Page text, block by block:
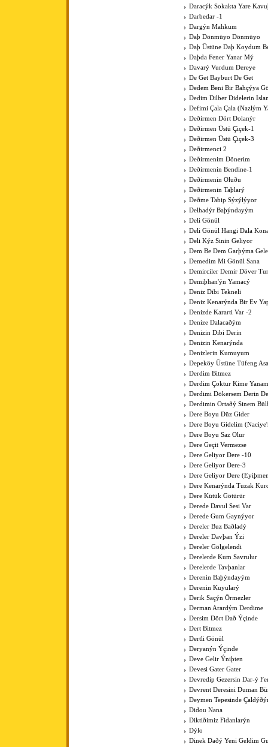
Daracýk Sokakta Yare
Darbedar -1
Dargýn Mahkum
Daþ Dönmüyo Dönmüyo
Daþ Üstüne Daþ Koydum
Daþda Fener Yanar Mý
Davarý Vurdum Dereye
De Get Bayburt De Get
Dedem Beni Bir Bahçýya
Dedim Dilber Didelerin
Defimi Çala Çala (Nazlým
Deðirmen Dört Dolanýr
Deðirmen Üstü Çiçek-1
Deðirmen Üstü Çiçek-3
Deðirmenci 2
Deðirmenim Dönerim
Deðirmenin Bendine-1
Deðirmenin Oluðu
Deðirmenin Taþlarý
Deðme Tabip Sýzýlýyor
Delhadýr Baþýndayým
Deli Gönül
Deli Gönül Hangi Dala
Deli Kýz Sinin Geliyor
Dem Be Dem Garþýma
Demedim Mi Gönül Sana
Demirciler Demir Döver
Demiþhan'ýn Yamacý
Deniz Dibi Tekneli
Deniz Kenarýnda Bir Ev
Denizde Kararti Var -2
Denize Dalacaðým
Denizin Dibi Derin
Denizin Kenarýnda
Denizlerin Kumuyum
Depeköy Üstüne Tüfeng
Derdim Bitmez
Derdim Çoktur Kime
Derdimi Dökersem Derin
Derdimin Ortaðý Sinem
Dere Boyu Düz Gider
Dere Boyu Gidelim
Dere Boyu Saz Olur
Dere Geçit Vermezse
Dere Geliyor Dere -10
Dere Geliyor Dere-3
Dere Geliyor Dere
Dere Kenarýnda Tuzak
Dere Kütük Götürür
Derede Davul Sesi Var
Derede Gum Gaynýyor
Dereler Buz Baðladý
Dereler Davþan Ýzi
Dereler Gölgelendi
Derelerde Kum Savrulur
Derelerde Tavþanlar
Derenin Baþýndayým
Derenin Kuyularý
Derik Saçýn Örmezler
Derman Arardým Derdime
Dersim Dört Dað Ýçinde
Dert Bitmez
Dertli Gönül
Deryanýn Ýçinde
Deve Gelir Ýniþten
Devesi Gater Gater
Devredip Gezersin Dar-ý
Devrent Deresini Duman
Deymen Tepesinde
Didou Nana
Diktiðimiz Fidanlarýn
Dýlo
Dinek Daðý Yeni Geldim